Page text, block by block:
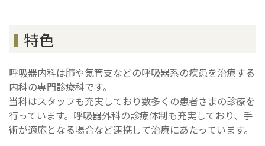
特色
呼吸器内科は肺や気管支などの呼吸器系の疾患を治療する
内科の専門診療科です。
当科はスタッフも充実しており数多くの患者さまの診療を
行っています。呼吸器外科の診療体制も充実しており、手
術が適応となる場合など連携して治療にあたっています。